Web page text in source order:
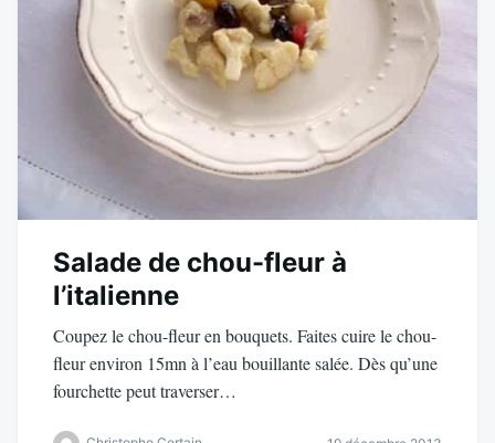
Salade de chou-fleur à
l’italienne
Coupez le chou-fleur en bouquets. Faites cuire le chou-
fleur environ 15mn à l’eau bouillante salée. Dès qu’une
fourchette peut traverser…